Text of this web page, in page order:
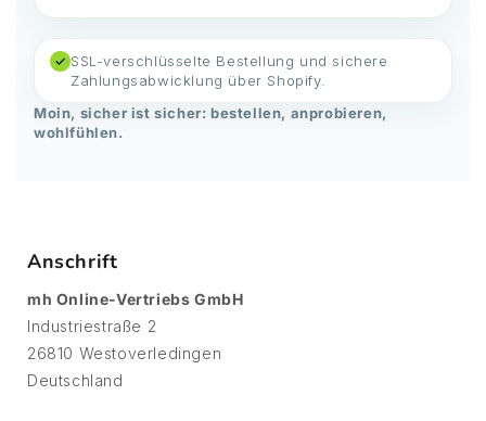
✓ SSL-verschlüsselte Bestellung und sichere
Zahlungsabwicklung über Shopify.
Moin, sicher ist sicher: bestellen, anprobieren,
wohlfühlen.
Anschrift
mh Online-Vertriebs GmbH
Industriestraße 2
26810 Westoverledingen
Deutschland